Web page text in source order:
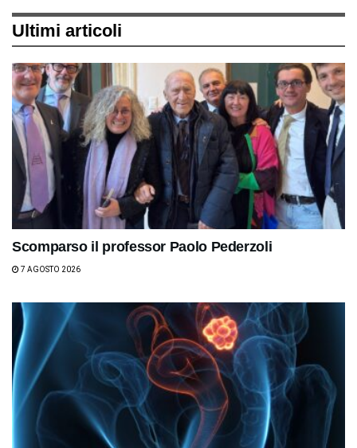
Ultimi articoli
Scomparso il professor Paolo Pederzoli
7 AGOSTO 2026